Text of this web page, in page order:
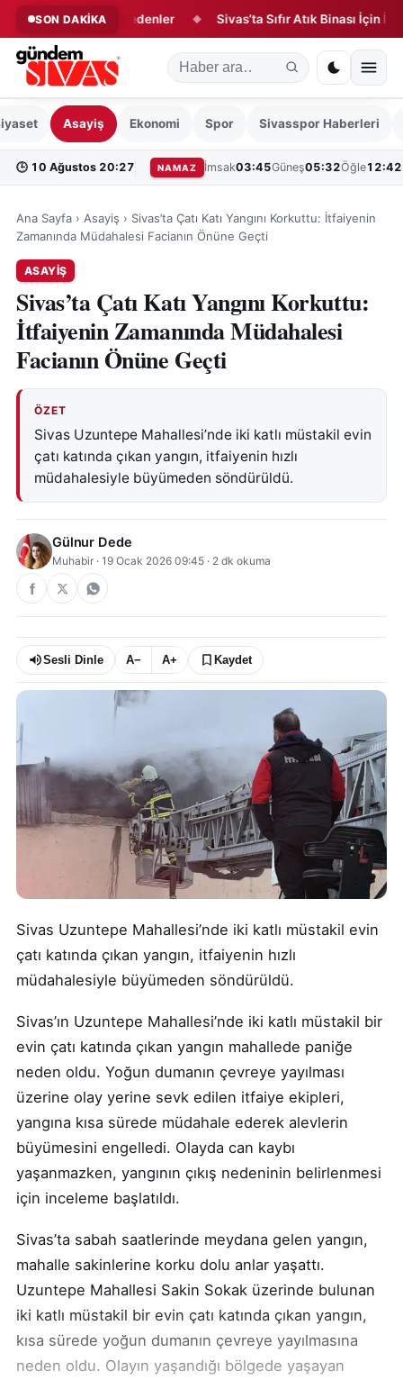
SON DAKİKA
günü vefat edenler ◆ Sivas’ta Sıfır Atık Binası İçin İlk Adım
Asayiş Ekonomi Spor Sivasspor Haberleri
🕒 10 Ağustos 20:27 NAMAZ İmsak03:45Güneş05:32Öğle12:42
Ana Sayfa › Asayiş › Sivas’ta Çatı Katı Yangını Korkuttu: İtfaiyenin
Zamanında Müdahalesi Facianın Önüne Geçti
ASAYIŞ
Sivas’ta Çatı Katı Yangını Korkuttu:
İtfaiyenin Zamanında Müdahalesi
Facianın Önüne Geçti
ÖZET
Sivas Uzuntepe Mahallesi’nde iki katlı müstakil evin
çatı katında çıkan yangın, itfaiyenin hızlı
müdahalesiyle büyümeden söndürüldü.
Gülnur Dede
Muhabir · 19 Ocak 2026 09:45 · 2 dk okuma
Sesli Dinle A− A+ Kaydet
Sivas Uzuntepe Mahallesi’nde iki katlı müstakil evin
çatı katında çıkan yangın, itfaiyenin hızlı
müdahalesiyle büyümeden söndürüldü.
Sivas’ın Uzuntepe Mahallesi’nde iki katlı müstakil bir
evin çatı katında çıkan yangın mahallede paniğe
neden oldu. Yoğun dumanın çevreye yayılması
üzerine olay yerine sevk edilen itfaiye ekipleri,
yangına kısa sürede müdahale ederek alevlerin
büyümesini engelledi. Olayda can kaybı
yaşanmazken, yangının çıkış nedeninin belirlenmesi
için inceleme başlatıldı.
Sivas’ta sabah saatlerinde meydana gelen yangın,
mahalle sakinlerine korku dolu anlar yaşattı.
Uzuntepe Mahallesi Sakin Sokak üzerinde bulunan
iki katlı müstakil bir evin çatı katında çıkan yangın,
kısa sürede yoğun dumanın çevreye yayılmasına
neden oldu. Olayın yaşandığı bölgede yaşayan